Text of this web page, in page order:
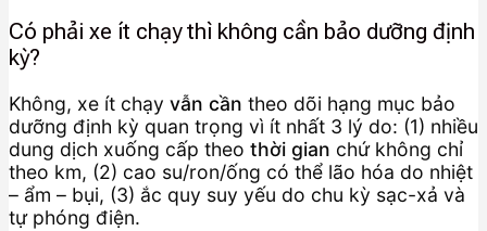
Có phải xe ít chạy thì không cần bảo dưỡng định
kỳ?
Không, xe ít chạy vẫn cần theo dõi hạng mục bảo
dưỡng định kỳ quan trọng vì ít nhất 3 lý do: (1) nhiều
dung dịch xuống cấp theo thời gian chứ không chỉ
theo km, (2) cao su/ron/ống có thể lão hóa do nhiệt
– ẩm – bụi, (3) ắc quy suy yếu do chu kỳ sạc-xả và
tự phóng điện.